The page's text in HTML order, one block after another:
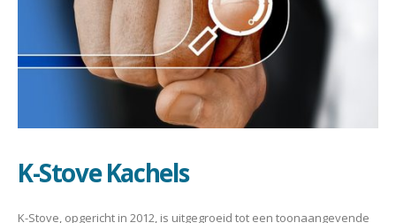
K-Stove Kachels
K-Stove, opgericht in 2012, is uitgegroeid tot een toonaangevende